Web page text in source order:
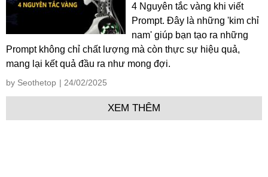
4 Nguyên tắc vàng khi viết
Prompt. Đây là những 'kim chỉ
nam' giúp bạn tạo ra những
Prompt không chỉ chất lượng mà còn thực sự hiệu quả,
mang lại kết quả đầu ra như mong đợi.
by Seothetop | 24/02/2025
XEM THÊM